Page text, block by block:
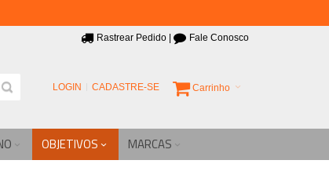
Rastrear Pedido Fale Conosco
Carrinho
LOGIN CADASTRE-SE
OBJETIVOS MARCAS